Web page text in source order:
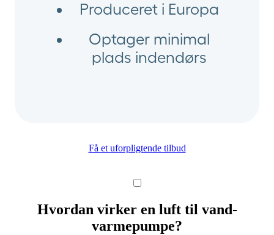
Produceret i Europa
Optager minimal
plads indendørs
Få et uforpligtende tilbud
Hvordan virker en luft til vand-
varmepumpe?